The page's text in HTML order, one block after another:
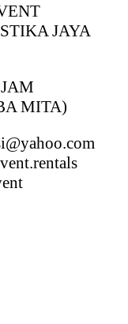
JAYA
MITA)